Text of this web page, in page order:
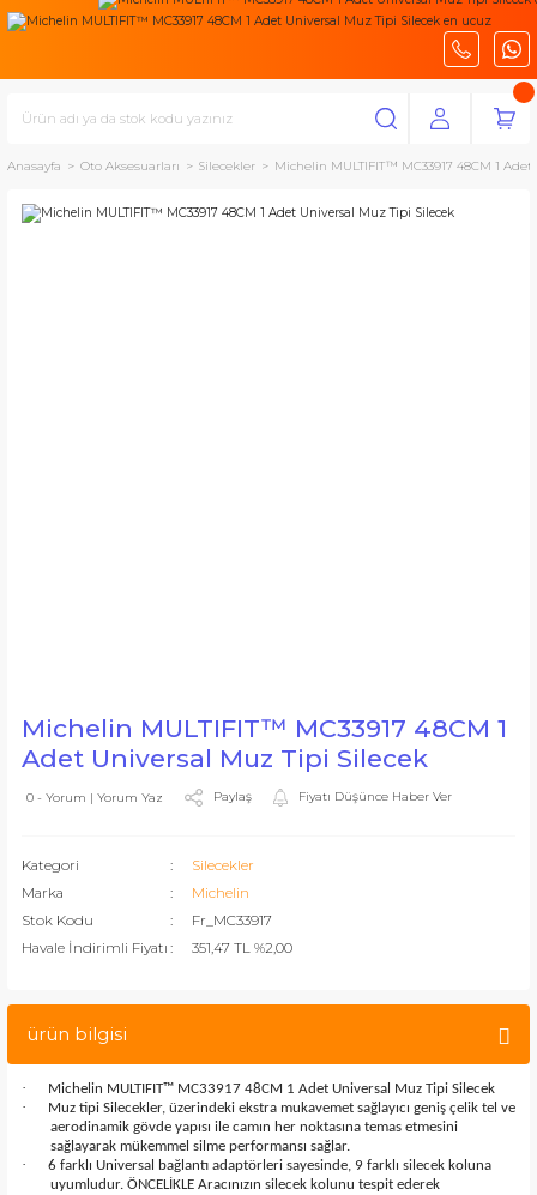
Anasayfa Oto Aksesuarları Silecekler Michelin MULTIFIT™ MC33917 48CM 1
Michelin MULTIFIT™ MC33917 48CM 1
Adet Universal Muz Tipi Silecek
0 - Yorum | Yorum Yaz Paylaş Fiyatı Düşünce Haber Ver
Kategori
Silecekler
Marka
Michelin
Stok Kodu
Fr_MC33917
Havale İndirimli Fiyatı
351,47 TL %2,00
ürün bilgisi
· Michelin MULTIFIT™ MC33917 48CM 1 Adet Universal Muz Tipi Silecek
·
Muz tipi Silecekler, üzerindeki ekstra mukavemet sağlayıcı geniş çelik tel ve
aerodinamik gövde yapısı ile camın her noktasına temas etmesini
sağlayarak mükemmel silme performansı sağlar.
·
6 farklı Universal bağlantı adaptörleri sayesinde, 9 farklı silecek koluna
uyumludur. ÖNCELİKLE Aracınızın silecek kolunu tespit ederek